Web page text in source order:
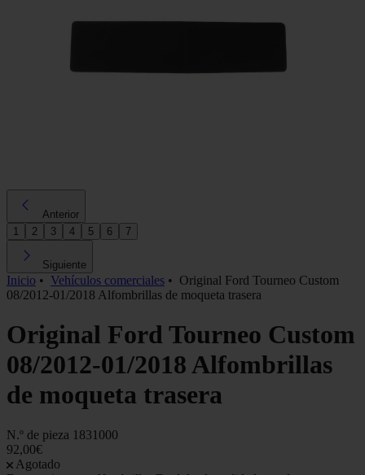
Anterior
1
2 3 4 5 6 7
Siguiente
Inicio • Vehículos comerciales • Original Ford Tourneo Custom
08/2012-01/2018 Alfombrillas de moqueta trasera
Original Ford Tourneo Custom
08/2012-01/2018 Alfombrillas
de moqueta trasera
N.º de pieza 1831000
92,00€
Agotado